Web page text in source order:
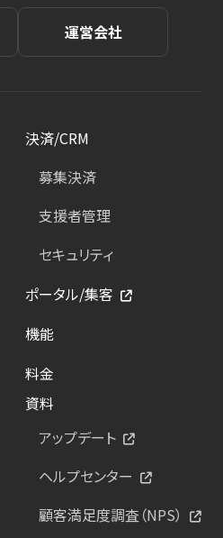
運営会社
決済/CRM
募集決済
支援者管理
セキュリティ
ポータル/集客
機能
料金
資料
アップデート
ヘルプセンター
顧客満足度調査（NPS）